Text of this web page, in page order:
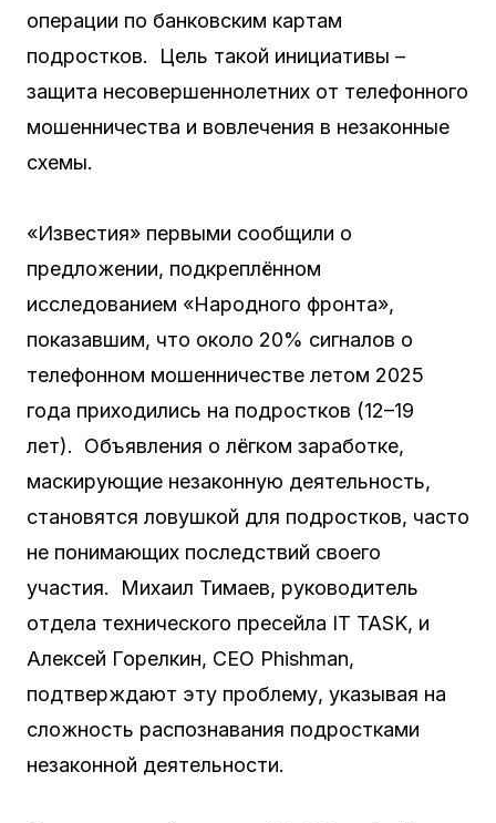
операции по банковским картам
подростков. Цель такой инициативы –
защита несовершеннолетних от телефонного
мошенничества и вовлечения в незаконные
схемы.
«Известия» первыми сообщили о
предложении, подкреплённом
исследованием «Народного фронта»,
показавшим, что около 20% сигналов о
телефонном мошенничестве летом 2025
года приходились на подростков (12–19
лет). Объявления о лёгком заработке,
маскирующие незаконную деятельность,
становятся ловушкой для подростков, часто
не понимающих последствий своего
участия. Михаил Тимаев, руководитель
отдела технического пресейла IT TASK, и
Алексей Горелкин, CEO Phishman,
подтверждают эту проблему, указывая на
сложность распознавания подростками
незаконной деятельности.